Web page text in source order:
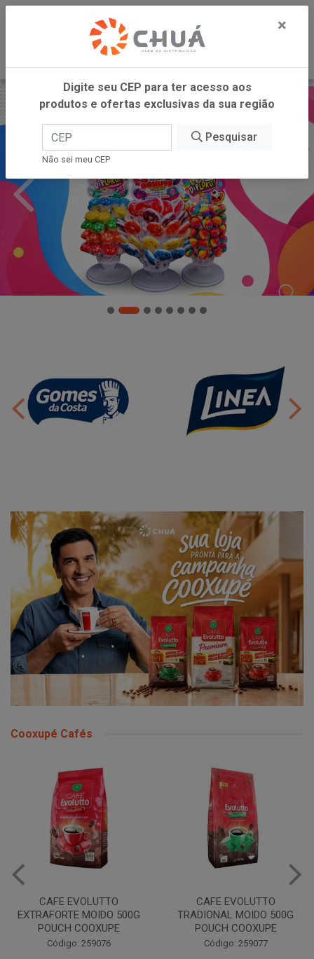
Cooxupé Cafés
CAFE EVOLUTTO
EXTRAFORTE MOIDO 500G
POUCH COOXUPE
Código: 259076
CAFE EVOLUTTO
TRADIONAL MOIDO 500G
POUCH COOXUPE
Código: 259077
×
Digite seu CEP para ter acesso aos
produtos e ofertas exclusivas da sua região
Pesquisar
Não sei meu CEP